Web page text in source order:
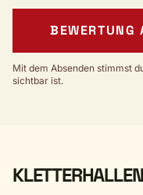
BEWERTUNG
Mit dem Absenden stimmst
sichtbar ist.